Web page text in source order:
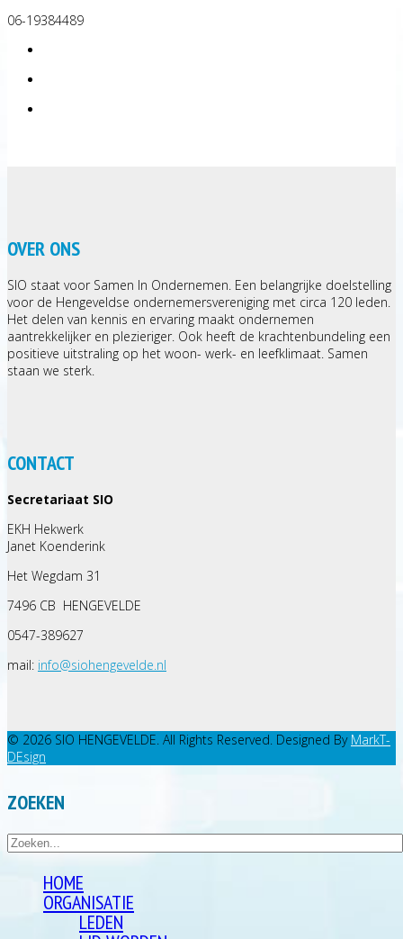
06-19384489
OVER ONS
SIO staat voor Samen In Ondernemen. Een belangrijke doelstelling
voor de Hengeveldse ondernemersvereniging met circa 120 leden.
Het delen van kennis en ervaring maakt ondernemen
aantrekkelijker en plezieriger. Ook heeft de krachtenbundeling een
positieve uitstraling op het woon- werk- en leefklimaat. Samen
staan we sterk.
CONTACT
Secretariaat SIO
EKH Hekwerk
Janet Koenderink
Het Wegdam 31
7496 CB HENGEVELDE
0547-389627
mail: info@siohengevelde.nl
© 2026 SIO HENGEVELDE. All Rights Reserved. Designed By MarkT-
DEsign
ZOEKEN
HOME
ORGANISATIE
LEDEN